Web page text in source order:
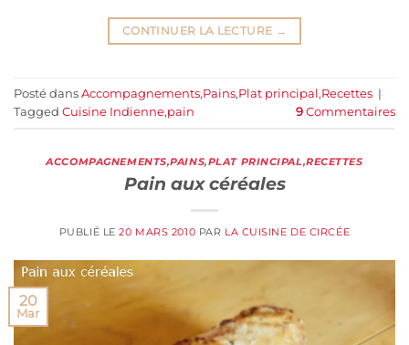
CONTINUER LA LECTURE →
Posté dans Accompagnements,Pains,Plat principal,Recettes |
Tagged Cuisine Indienne,pain 9 Commentaires
ACCOMPAGNEMENTS,PAINS,PLAT PRINCIPAL,RECETTES
Pain aux céréales
PUBLIÉ LE20 MARS 2010 PAR LA CUISINE DE CIRCÉE
20
Mar